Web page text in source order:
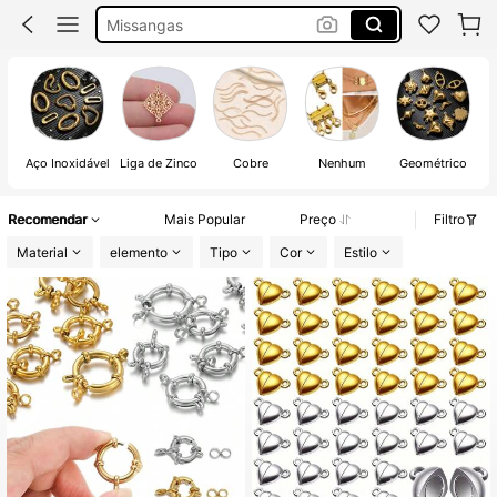
Pingentes Aço Inoxidavel
Pendentes Aço Inoxidavel
Aço Inoxidável Liga de Zinco Cobre Nenhum Geométrico
Recomendar Mais Popular Preço
Filtro
Material
elemento Tipo Cor Estilo